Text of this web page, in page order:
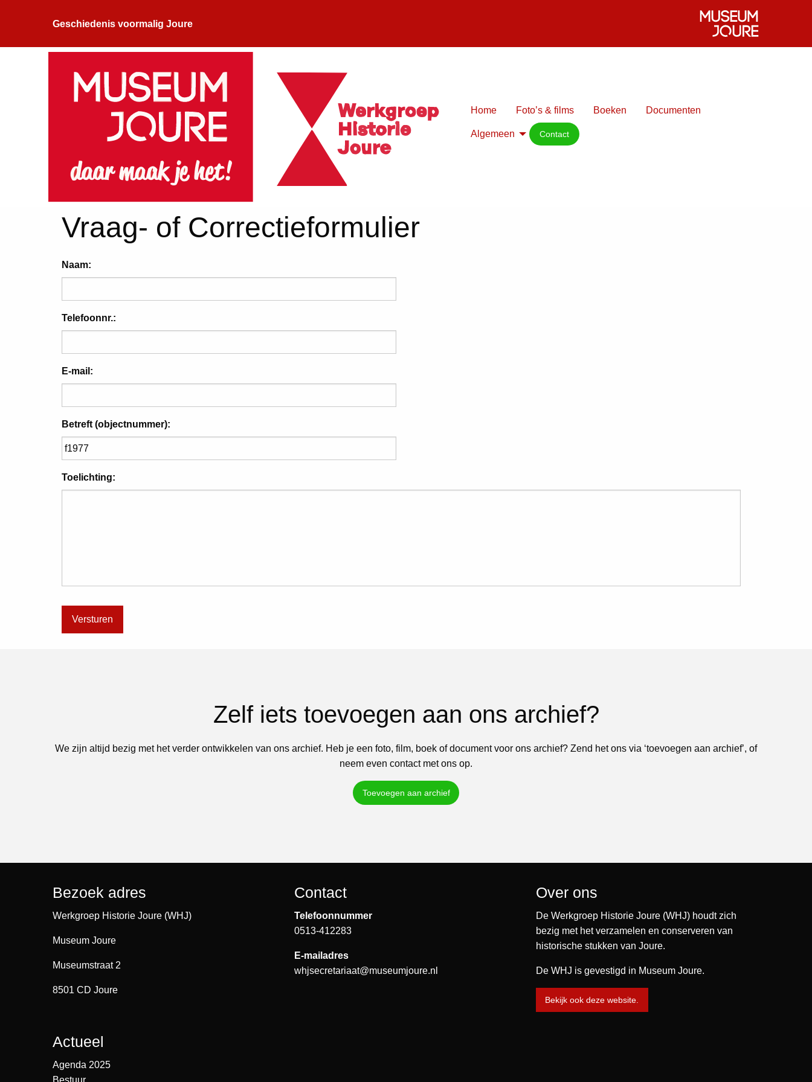
Geschiedenis voormalig Joure
Home Foto’s & films Boeken Documenten
Algemeen Contact
Vraag- of Correctieformulier
Naam:
Telefoonnr.:
E-mail:
Betreft (objectnummer):
Toelichting:
Zelf iets toevoegen aan ons archief?
We zijn altijd bezig met het verder ontwikkelen van ons archief. Heb je een foto, film, boek of document voor ons archief? Zend het ons via ‘toevoegen aan archief’, of
neem even contact met ons op.
Toevoegen aan archief
Bezoek adres
Werkgroep Historie Joure (WHJ)
Museum Joure
Museumstraat 2
8501 CD Joure
Contact
Telefoonnummer
0513-412283
E-mailadres
whjsecretariaat@museumjoure.nl
Over ons
De Werkgroep Historie Joure (WHJ) houdt zich
bezig met het verzamelen en conserveren van
historische stukken van Joure.
De WHJ is gevestigd in Museum Joure.
Bekijk ook deze website.
Actueel
Agenda 2025